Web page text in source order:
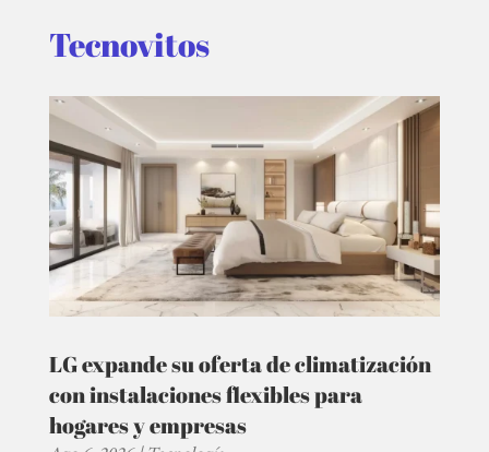
Tecnovitos
LG expande su oferta de climatización
con instalaciones flexibles para
hogares y empresas